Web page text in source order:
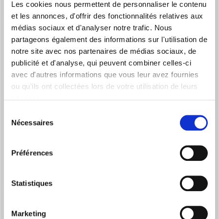
Les cookies nous permettent de personnaliser le contenu
et les annonces, d'offrir des fonctionnalités relatives aux
médias sociaux et d'analyser notre trafic. Nous
partageons également des informations sur l'utilisation de
notre site avec nos partenaires de médias sociaux, de
publicité et d'analyse, qui peuvent combiner celles-ci
avec d'autres informations que vous leur avez fournies
ou qu'ils ont collectées lors de votre utilisation de leurs
Nécessaires
Préférences
Statistiques
Marketing
l’électronique sur l’appareil, de maintenir le
confort avec le rayonnement, comme un
normale radiateur. Il garantit donc :
>> silence absolu
>> économies d’énergie
Par rapport aux autres systèmes radiants non
hydroniques, la technologie RADIANT+ a une
efficacité et un rendement supérieurs grâce à :
>> une température de surface moyenne plus